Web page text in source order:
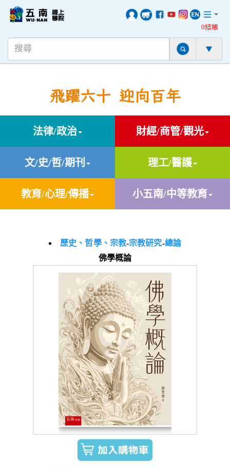
0結帳
飛躍六十 迎向百年
法律/政治 財經/商管/觀光
文/史/哲/期刊 理工/醫護
教育/心理/傳播 小五南/中等教育
歷史、哲學、宗教-宗教研究-總論
佛學概論